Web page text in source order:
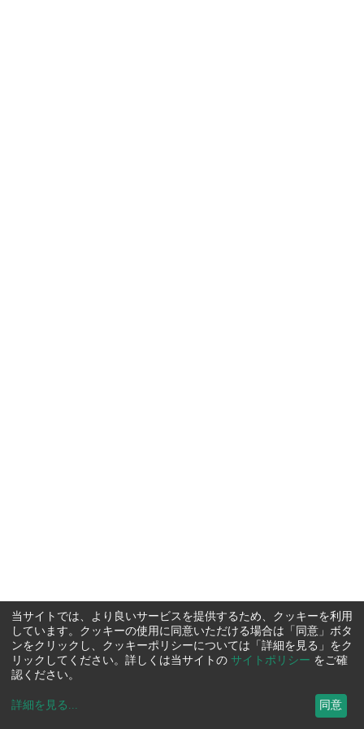
当サイトでは、より良いサービスを提供するため、クッキーを利用
しています。クッキーの使用に同意いただける場合は「同意」ボタ
ンをクリックし、クッキーポリシーについては「詳細を見る」をク
リックしてください。詳しくは当サイトの サイトポリシー をご確
認ください。
詳細を見る ... 同意